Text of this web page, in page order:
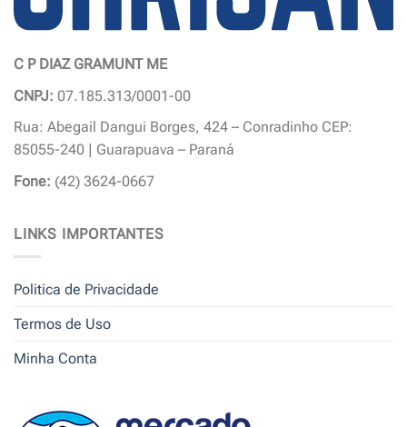
produto
C P DIAZ GRAMUNT ME
CNPJ: 07.185.313/0001-00
Rua: Abegail Dangui Borges, 424 – Conradinho CEP:
85055-240 | Guarapuava – Paraná
Fone: (42) 3624-0667
LINKS IMPORTANTES
Politica de Privacidade
Termos de Uso
Minha Conta